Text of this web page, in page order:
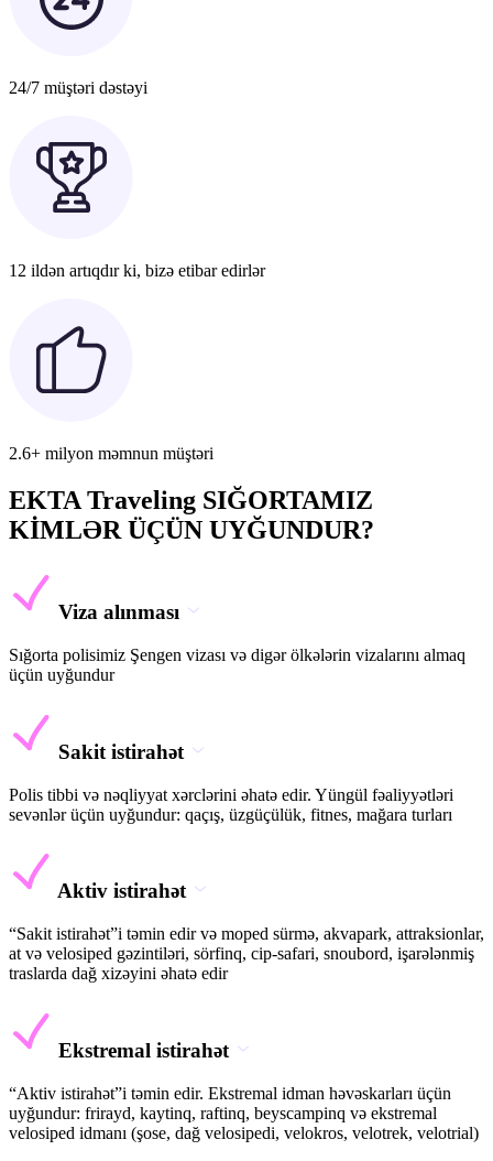
24/7 müştəri dəstəyi
12 ildən artıqdır ki, bizə etibar edirlər
2.6+ milyon məmnun müştəri
EKTA Traveling SIĞORTAMIZ
KİMLƏR ÜÇÜN UYĞUNDUR?
Viza alınması
Sığorta polisimiz Şengen vizası və digər ölkələrin vizalarını almaq
üçün uyğundur
Sakit istirahət
Polis tibbi və nəqliyyat xərclərini əhatə edir. Yüngül fəaliyyətləri
sevənlər üçün uyğundur: qaçış, üzgüçülük, fitnes, mağara turları
Aktiv istirahət
“Sakit istirahət”i təmin edir və moped sürmə, akvapark, attraksionlar,
at və velosiped gəzintiləri, sörfinq, cip-safari, snoubord, işarələnmiş
traslarda dağ xizəyini əhatə edir
Ekstremal istirahət
“Aktiv istirahət”i təmin edir. Ekstremal idman həvəskarları üçün
uyğundur: frirayd, kaytinq, raftinq, beyscampinq və ekstremal
velosiped idmanı (şose, dağ velosipedi, velokros, velotrek, velotrial)